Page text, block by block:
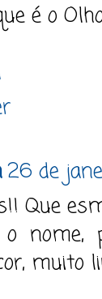
é o
26 de
Que
nome,
muito